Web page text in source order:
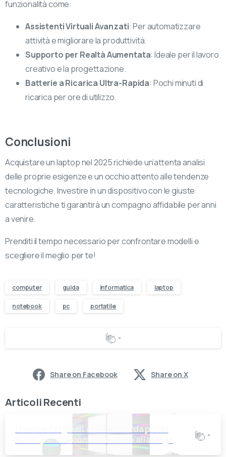
funzionalità come:
Assistenti Virtuali Avanzati: Per automatizzare
attività e migliorare la produttività.
Supporto per Realtà Aumentata: Ideale per il lavoro
creativo e la progettazione.
Batterie a Ricarica Ultra-Rapida: Pochi minuti di
ricarica per ore di utilizzo.
Conclusioni
Acquistare un laptop nel 2025 richiede un’attenta analisi
delle proprie esigenze e un occhio attento alle tendenze
tecnologiche. Investire in un dispositivo con le giuste
caratteristiche ti garantirà un compagno affidabile per anni
a venire.
Prenditi il tempo necessario per confrontare modelli e
scegliere il meglio per te!
computer guida informatica laptop
notebook pc portatile
-
Share on Facebook Share on X
Articoli Recenti
Licenze Originali vs Licenze “da pochi
euro”: perché conviene stare alla larga
dalle offerte troppo belle
-